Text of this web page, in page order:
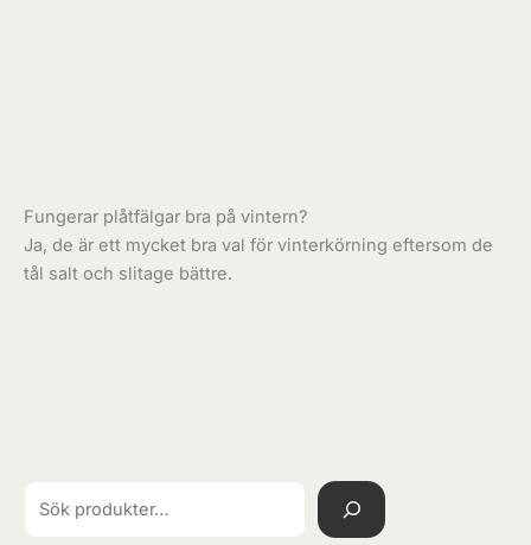
Fungerar plåtfälgar bra på vintern?
Ja, de är ett mycket bra val för vinterkörning eftersom de
tål salt och slitage bättre.